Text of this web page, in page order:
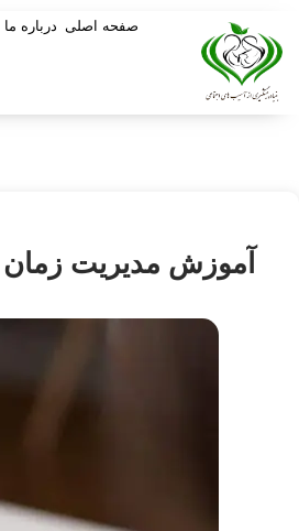
صفحه اصلی درباره ما
آموزش مدیریت